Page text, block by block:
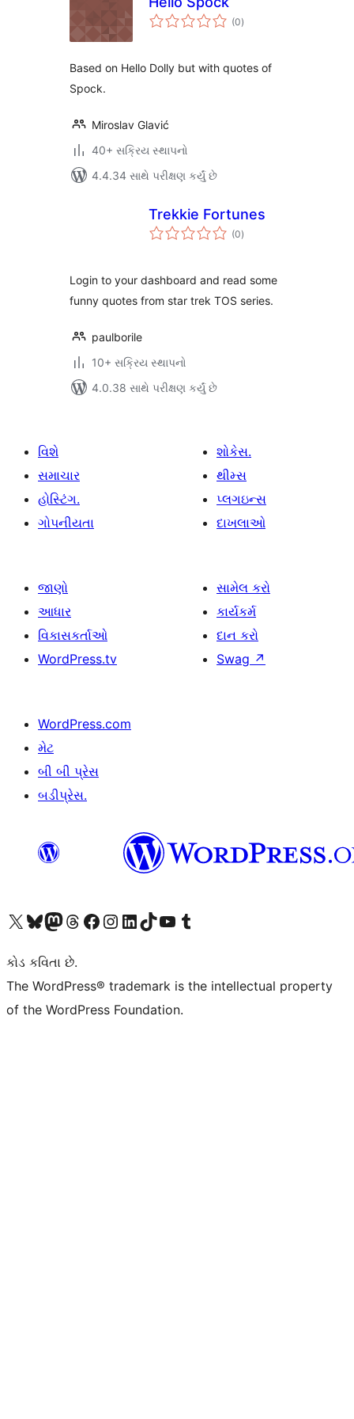
(0કુલ
રેટિંગ્સ
)
Based on Hello Dolly but with quotes of
Spock.
Miroslav Glavić
40+ સક્રિય સ્થાપનો
4.4.34 સાથે પરીક્ષણ કર્યું છે
Trekkie Fortunes
(0કુલ
રેટિંગ્સ
)
Login to your dashboard and read some
funny quotes from star trek TOS series.
paulborile
10+ સક્રિય સ્થાપનો
4.0.38 સાથે પરીક્ષણ કર્યું છે
વિશે
સમાચાર
હોસ્ટિંગ.
ગોપનીયતા
શોકેસ.
થીમ્સ
પ્લગઇન્સ
દાખલાઓ
જાણો
આધાર
વિકાસકર્તાઓ
WordPress.tv
સામેલ કરો
કાર્યકર્મ
દાન કરો
Swag ↗
WordPress.com
મેટ
બી બી પ્રેસ
બડીપ્રેસ.
અમારા X (અગાઉ ટ્વિટર) એકાઉન્ટની મુલાકાત લોઅમારા Bluesky એકાઉન્ટની મુલાકાત લોઅમારા માસ્ટોડોન એકાઉન્ટની મુલાકાત લોઅમારા Threads એકાઉન્ટની મુલાકાત લો અમારા ફેસબુક પેજની મુલાકાત લોઅમારા ઇન્સ્ટાગ્રામ એકાઉન્ટની મુલાકાત લો અમારા LinkedIn એકાઉન્ટની મુલાકાત લોઅમારા TikTok એકાઉન્ટની મુલાકાત લોઅમારી YouTube ચેનલની મુલાકાત લો અમારા Tumblr એકાઉન્ટની મુલાકાત લો
કોડ કવિતા છે.
The WordPress® trademark is the intellectual property
of the WordPress Foundation.